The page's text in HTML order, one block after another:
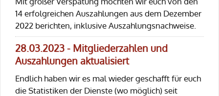
14 erfolgreichen Auszahlungen aus dem Dezember
2022 berichten, inklusive Auszahlungsnachweise.
28.03.2023 - Mitgliederzahlen und
Auszahlungen aktualisiert
Endlich haben wir es mal wieder geschafft für euch
die Statistiken der Dienste (wo möglich) seit